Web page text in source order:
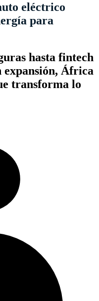
eléctrico
para
hasta fintech
expansión, África
transforma lo